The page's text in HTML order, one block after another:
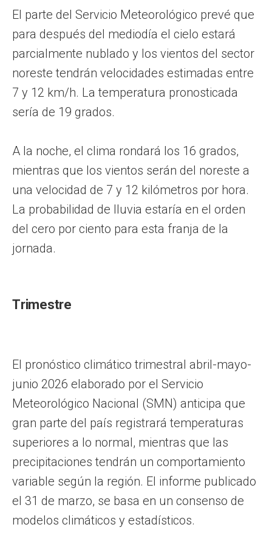
El parte del Servicio Meteorológico prevé que
para después del mediodía el cielo estará
parcialmente nublado y los vientos del sector
noreste tendrán velocidades estimadas entre
7 y 12 km/h. La temperatura pronosticada
sería de 19 grados.
A la noche, el clima rondará los 16 grados,
mientras que los vientos serán del noreste a
una velocidad de 7 y 12 kilómetros por hora.
La probabilidad de lluvia estaría en el orden
del cero por ciento para esta franja de la
jornada.
Trimestre
El pronóstico climático trimestral abril-mayo-
junio 2026 elaborado por el Servicio
Meteorológico Nacional (SMN) anticipa que
gran parte del país registrará temperaturas
superiores a lo normal, mientras que las
precipitaciones tendrán un comportamiento
variable según la región. El informe publicado
el 31 de marzo, se basa en un consenso de
modelos climáticos y estadísticos.